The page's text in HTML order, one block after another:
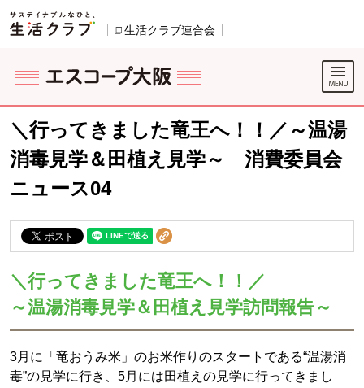
ページの先頭です。
生活クラブ連合会
ここからサイト内共通メニューです。
サイト内共通メニューをスキップする
サイト内共通メニューここまで。
＼行ってきました竜王へ！！／～温湯
消毒見学＆田植え見学～ 消費委員会
ニュース04
＼行ってきました竜王へ！！／
～温湯消毒見学＆田植え見学訪問報告～
3月に「竜おうみ米」のお米作りのスタートである“温湯消
毒”の見学に行き、5月には田植えの見学に行ってきまし